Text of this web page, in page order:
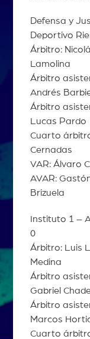
Defensa y
Deportivo
Árbitro:
Lamolina
Árbitro
Andrés
Árbitro
Lucas Pardo
Cuarto
Cernadas
VAR: Álvaro
AVAR:
Brizuela
Instituto 1 –
0
Árbitro: Luis
Medina
Árbitro
Gabriel
Árbitro
Marcos
Cuarto